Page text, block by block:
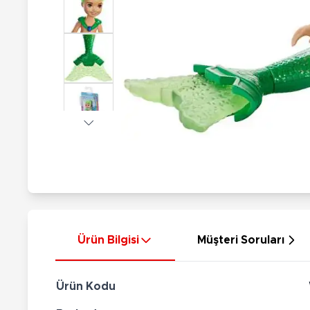
Hayvan Figürler
Çeşitli Figürler
Koleksiyon Figürler
Elektronik Ürünler
Kılıç Setleri
Ok Setleri
Ürün Bilgisi Müşteri Soruları
Ürün Kodu